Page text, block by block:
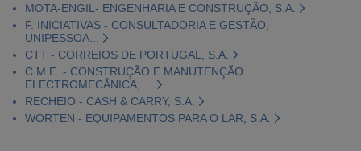
MOTA-ENGIL- ENGENHARIA E CONSTRUÇÃO, S.A.
F. INICIATIVAS - CONSULTADORIA E GESTÃO,
UNIPESSOA...
CTT - CORREIOS DE PORTUGAL, S.A.
C.M.E. - CONSTRUÇÃO E MANUTENÇÃO
ELECTROMECÂNICA, ...
RECHEIO - CASH & CARRY, S.A.
WORTEN - EQUIPAMENTOS PARA O LAR, S.A.